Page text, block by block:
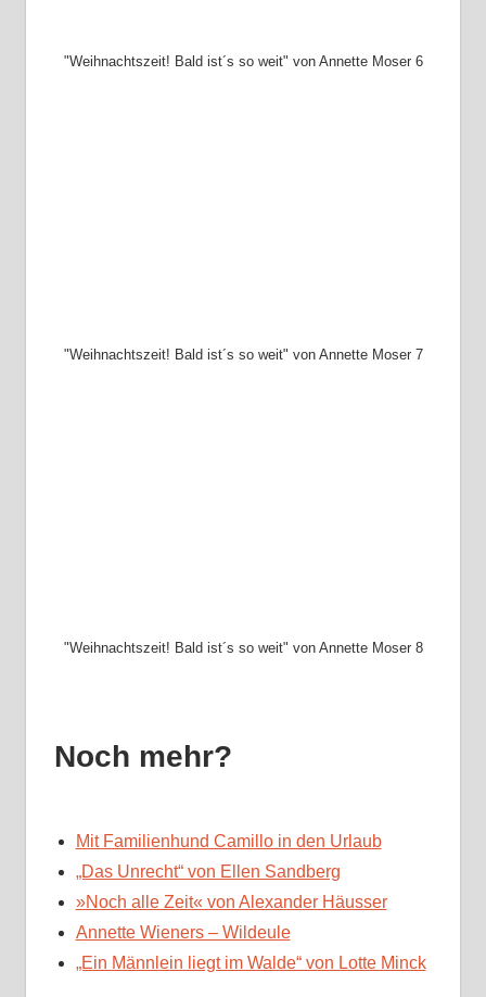
"Weihnachtszeit! Bald ist´s so weit" von Annette Moser 6
"Weihnachtszeit! Bald ist´s so weit" von Annette Moser 7
"Weihnachtszeit! Bald ist´s so weit" von Annette Moser 8
Noch mehr?
Mit Familienhund Camillo in den Urlaub
„Das Unrecht“ von Ellen Sandberg
»Noch alle Zeit« von Alexander Häusser
Annette Wieners – Wildeule
„Ein Männlein liegt im Walde“ von Lotte Minck